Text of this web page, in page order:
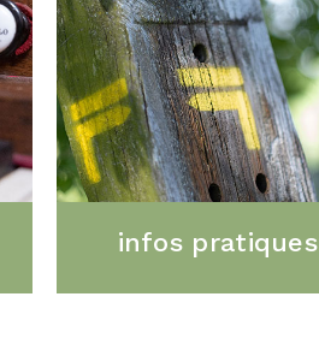
infos pratiques